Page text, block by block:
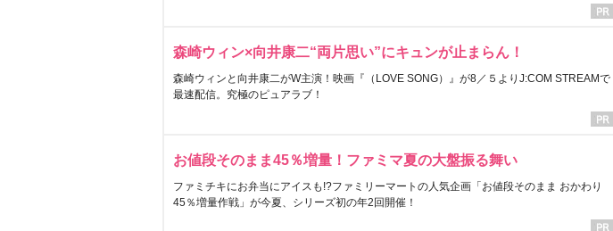
森崎ウィン×向井康二“両片思い”にキュンが止まらん！
森崎ウィンと向井康二がW主演！映画『（LOVE SONG）』が8／５よりJ:COM STREAMで
最速配信。究極のピュアラブ！
お値段そのまま45％増量！ファミマ夏の大盤振る舞い
ファミチキにお弁当にアイスも!?ファミリーマートの人気企画「お値段そのまま おかわり
45％増量作戦」が今夏、シリーズ初の年2回開催！